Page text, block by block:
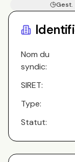
Gest.
Nom du
syndic:
SIRET:
Type:
Statut: